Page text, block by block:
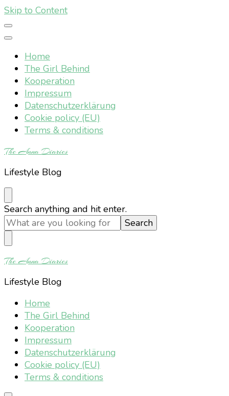
Skip to Content
Home
The Girl Behind
Kooperation
Impressum
Datenschutzerklärung
Cookie policy (EU)
Terms & conditions
The Anna Diaries
Lifestyle Blog
Looking
for
Something?
Search anything and hit enter.
The Anna Diaries
Lifestyle Blog
Home
The Girl Behind
Kooperation
Impressum
Datenschutzerklärung
Cookie policy (EU)
Terms & conditions